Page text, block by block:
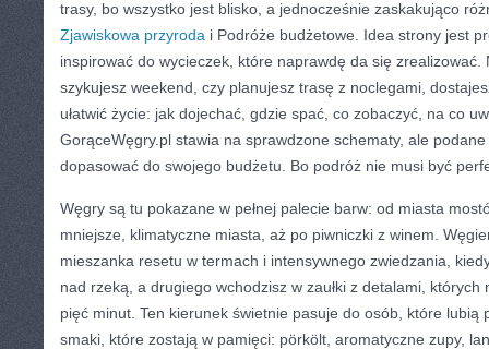
trasy, bo wszystko jest blisko, a jednocześnie zaskakująco
Zjawiskowa przyroda i Podróże budżetowe. Idea strony jest
inspirować do wycieczek, które naprawdę da się zrealizować.
szykujesz weekend, czy planujesz trasę z noclegami,
ułatwić życie: jak dojechać, gdzie spać, co zobaczyć, na co
GorąceWęgry.pl stawia na sprawdzone schematy, ale podane
dopasować do swojego budżetu. Bo podróż nie musi być
Węgry są tu pokazane w pełnej palecie barw: od miasta
mniejsze, klimatyczne miasta, aż po piwniczki z winem.
mieszanka resetu w termach i intensywnego zwiedzania,
nad rzeką, a drugiego wchodzisz w zaułki z detalami, których
pięć minut. Ten kierunek świetnie pasuje do osób, które lubią
smaki, które zostają w pamięci: pörkölt, aromatyczne zupy,